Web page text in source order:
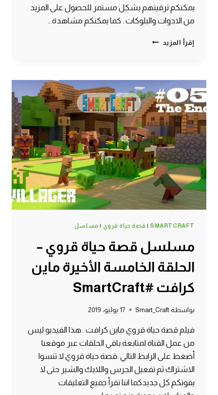
يمكنكم ترقيتهم بشكل مستمر للحصول على المزيد
من الادوات والبلوكات . كما يمكنكم مشاهدة…
إقرأ المزيد طريقة
التحديث
الأخير
ماين
كرافت
#SMARTCRAFT
SMARTCRAFT
| قصة حياة قروي | مسلسل
مسلسل قصة حياة قروي –
الحلقة الخامسة الأخيرة ماين
كرافت #SmartCraft
بواسطة Smart_Craft 17 يوليو، 2019
فيلم قصة حياة قروي ماين كرافت . هذا الفيديو ليس
من عمل القناة لمتابعة باقي الحلقات عبر موقعنا
أضغط على الرابط التالي :قصة حياة قروي لا تنسوا
الاشتراك ثم تفعيل الجرس واللايك والشير حتى لا
يفوتكم كل جديدكما اننا نقرأ جميع التعليقات